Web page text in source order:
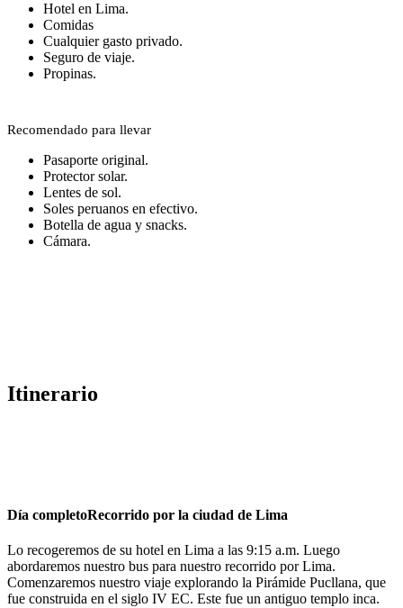
Hotel en Lima.
Comidas
Cualquier gasto privado.
Seguro de viaje.
Propinas.
Recomendado para llevar
Pasaporte original.
Protector solar.
Lentes de sol.
Soles peruanos en efectivo.
Botella de agua y snacks.
Cámara.
Itinerario
Día completoRecorrido por la ciudad de Lima
Lo recogeremos de su hotel en Lima a las 9:15 a.m. Luego
abordaremos nuestro bus para nuestro recorrido por Lima.
Comenzaremos nuestro viaje explorando la Pirámide Pucllana, que
fue construida en el siglo IV EC. Este fue un antiguo templo inca.